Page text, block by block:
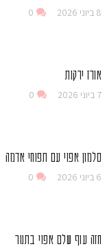
8 ביוני 2026 0
אורז ירקות
7 ביוני 2026 0
סלמון אפוי עם תפוחי אדמה
6 ביוני 2026 0
חזה עוף שלם אפוי בתנור